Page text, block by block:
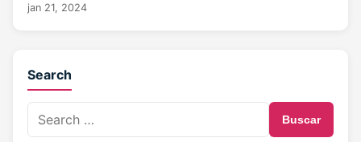
jan 21, 2024
Search
Buscar